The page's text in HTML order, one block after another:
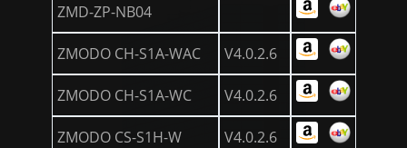
ZMD-ZP-NB04
ZMODO CH-S1A-WAC V4.0.2.6
ZMODO CH-S1A-WC V4.0.2.6
ZMODO CS-S1H-W V4.0.2.6